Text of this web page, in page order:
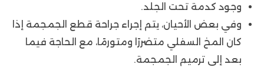
وجود كدمة تحت الجلد.
وفي بعض الأحيان، يتم إجراء جراحة قطع الجمجمة إذا
كان المخ السفلي متضررًا ومتورمًا، مع الحاجة فيما
بعد إلى ترميم الجمجمة.